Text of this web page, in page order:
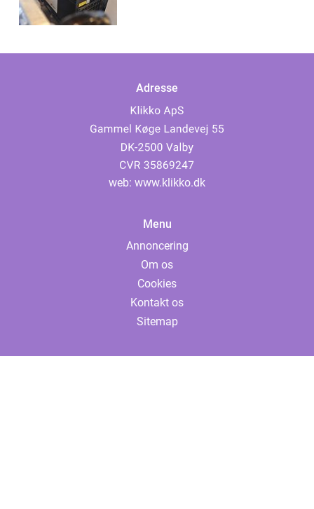
Adresse
web: www.klikko.dk
Menu
Annoncering
Om os
Cookies
Kontakt os
Sitemap